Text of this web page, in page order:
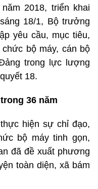
2018, triển khai
18/1, Bộ trưởng
yêu cầu, mục tiêu,
bộ máy, cán bộ
trong lực lượng
18.
36 năm
hiện sự chỉ đạo,
bộ máy tinh gọn,
đã đề xuất phương
toàn diện, xã bám